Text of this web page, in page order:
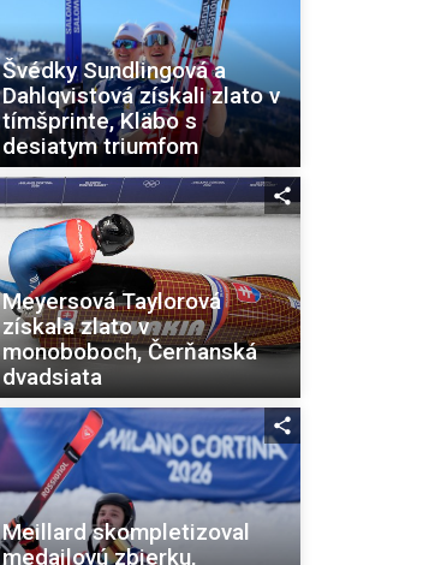
Švédky Sundlingová a
Dahlqvistová získali zlato v
tímšprinte, Kläbo s
desiatym triumfom
Meyersová Taylorová
získala zlato v
monoboboch, Čerňanská
dvadsiata
Meillard skompletizoval
medailovú zbierku,